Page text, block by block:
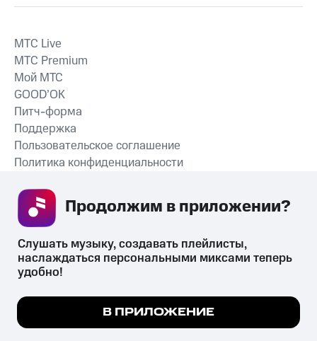
СКАЧАТЬ ПРИЛОЖЕНИЕ
MTС Live
MTС Premium
Мой МТС
GOOD’OK
Питч-форма
Поддержка
Пользовательское соглашение
Политика конфиденциальности
психотропных веществ, их аналогов причиняет вред здоровью,
их незаконный оборот запрещён и влечёт установленную
законодательством ответственность.
Мы используем куки, чтобы на сайте все
Подробнее
Слушать музыку, создавать плейлисты,
наслаждаться персональными миксами теперь
удобно!
В ПРИЛОЖЕНИЕ